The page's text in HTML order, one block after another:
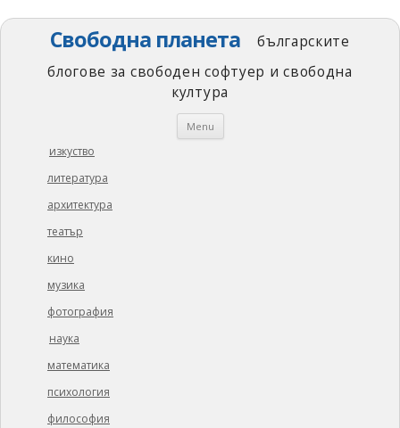
Свободна планета
българските
блогове за свободен софтуер и свободна
култура
Menu Skip
изкуство
литература
архитектура
театър
кино
музика
фотография
наука
математика
психология
философия